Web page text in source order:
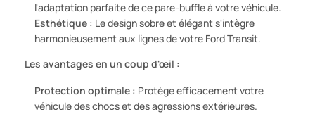
l'adaptation parfaite de ce pare-buffle à votre véhicule.
Esthétique : Le design sobre et élégant s'intègre
harmonieusement aux lignes de votre Ford Transit.
Les avantages en un coup d'œil :
Protection optimale : Protège efficacement votre
véhicule des chocs et des agressions extérieures.